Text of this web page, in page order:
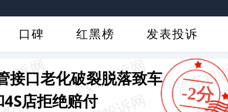
口碑 红黑榜 发表投诉
-2分
接口老化破裂脱落致车
店拒绝赔付